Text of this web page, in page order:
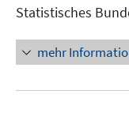
Statistisches
mehr